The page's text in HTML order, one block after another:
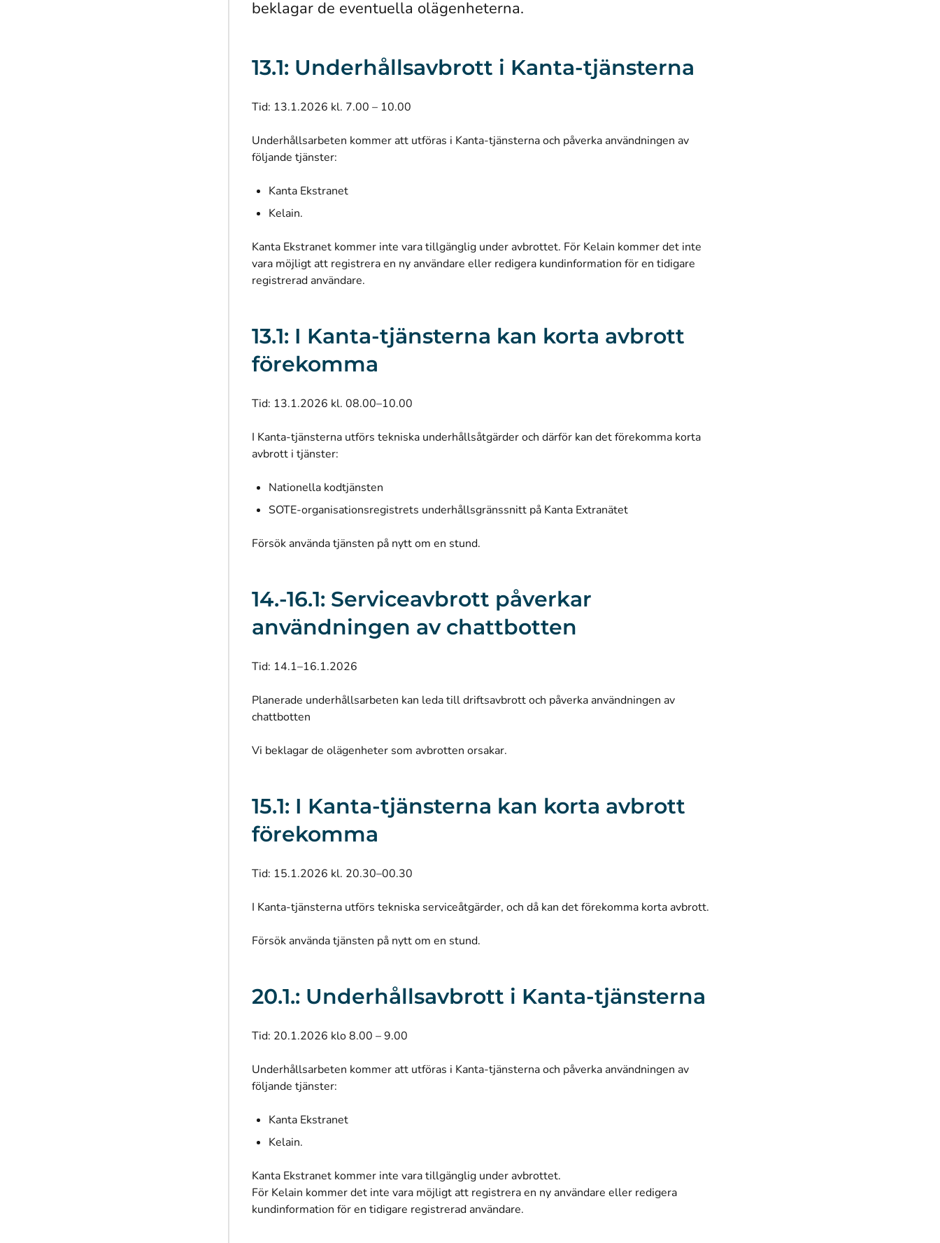
beklagar de eventuella olägenheterna.
13.1: Underhållsavbrott i Kanta-tjänsterna
Tid: 13.1.2026 kl. 7.00 – 10.00
Underhållsarbeten kommer att utföras i Kanta-tjänsterna och påverka användningen av
följande tjänster:
Kanta Ekstranet
Kelain.
Kanta Ekstranet kommer inte vara tillgänglig under avbrottet. För Kelain kommer det inte
vara möjligt att registrera en ny användare eller redigera kundinformation för en tidigare
registrerad användare.
13.1: I Kanta-tjänsterna kan korta avbrott
förekomma
Tid: 13.1.2026 kl. 08.00–10.00
I Kanta-tjänsterna utförs tekniska underhållsåtgärder och därför kan det förekomma korta
avbrott i tjänster:
Nationella kodtjänsten
SOTE-organisationsregistrets underhållsgränssnitt på Kanta Extranätet
Försök använda tjänsten på nytt om en stund.
14.-16.1: Serviceavbrott påverkar
användningen av chattbotten
Tid: 14.1–16.1.2026
Planerade underhållsarbeten kan leda till driftsavbrott och påverka användningen av
chattbotten
Vi beklagar de olägenheter som avbrotten orsakar.
15.1: I Kanta-tjänsterna kan korta avbrott
förekomma
Tid: 15.1.2026 kl. 20.30–00.30
I Kanta-tjänsterna utförs tekniska serviceåtgärder, och då kan det förekomma korta avbrott.
Försök använda tjänsten på nytt om en stund.
20.1.: Underhållsavbrott i Kanta-tjänsterna
Tid: 20.1.2026 klo 8.00 – 9.00
Underhållsarbeten kommer att utföras i Kanta-tjänsterna och påverka användningen av
följande tjänster:
Kanta Ekstranet
Kelain.
Kanta Ekstranet kommer inte vara tillgänglig under avbrottet.
För Kelain kommer det inte vara möjligt att registrera en ny användare eller redigera
kundinformation för en tidigare registrerad användare.